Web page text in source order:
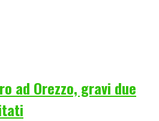
ad Orezzo, gravi due